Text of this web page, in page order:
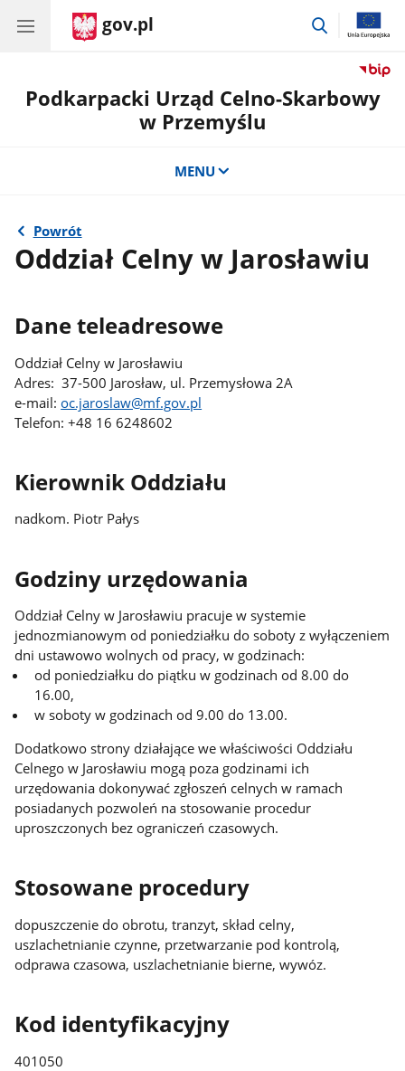
gov.pl
przejdź
Podkarpacki Urząd Celno-Skarbowy
w Przemyślu
MENU
Powrót
Oddział Celny w Jarosławiu
Dane teleadresowe
Oddział Celny w Jarosławiu
Adres: 37-500 Jarosław, ul. Przemysłowa 2A
e-mail:oc.jaroslaw@mf.gov.pl
Telefon: +48 16 6248602
Kierownik Oddziału
nadkom. Piotr Pałys
Godziny urzędowania
Oddział Celny w Jarosławiu pracuje w systemie
jednozmianowym od poniedziałku do soboty z wyłączeniem
dni ustawowo wolnych od pracy, w godzinach:
od poniedziałku do piątku w godzinach od 8.00 do
16.00,
w soboty w godzinach od 9.00 do 13.00.
Dodatkowo strony działające we właściwości Oddziału
Celnego w Jarosławiu mogą poza godzinami ich
urzędowania dokonywać zgłoszeń celnych w ramach
posiadanych pozwoleń na stosowanie procedur
uproszczonych bez ograniczeń czasowych.
Stosowane procedury
dopuszczenie do obrotu, tranzyt, skład celny,
uszlachetnianie czynne, przetwarzanie pod kontrolą,
odprawa czasowa, uszlachetnianie bierne, wywóz.
Kod identyfikacyjny
401050